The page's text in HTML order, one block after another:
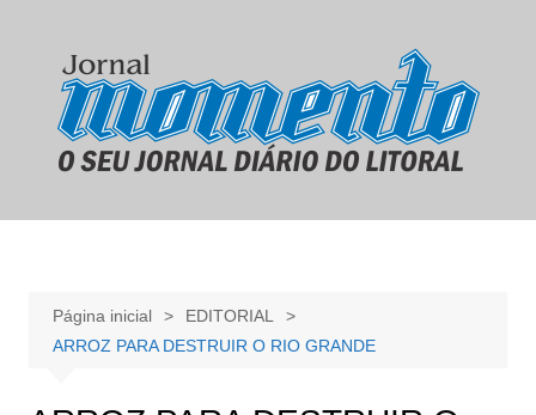
conteúdo
Página inicial
EDITORIAL
ARROZ PARA DESTRUIR O RIO GRANDE